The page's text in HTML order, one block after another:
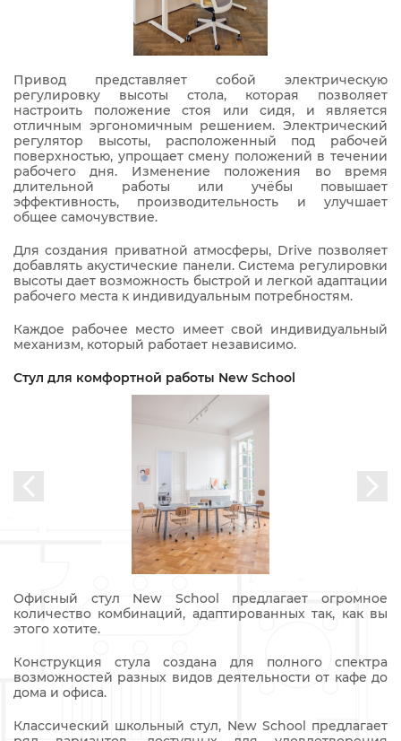
Привод представляет собой электрическую
регулировку высоты стола, которая позволяет
настроить положение стоя или сидя, и является
отличным эргономичным решением. Электрический
регулятор высоты, расположенный под рабочей
поверхностью, упрощает смену положений в течении
рабочего дня. Изменение положения во время
длительной работы или учёбы повышает
эффективность, производительность и улучшает
общее самочувствие.
Для создания приватной атмосферы, Drive позволяет
добавлять акустические панели. Система регулировки
высоты дает возможность быстрой и легкой адаптации
рабочего места к индивидуальным потребностям.
Каждое рабочее место имеет свой индивидуальный
механизм, который работает независимо.
Стул для комфортной работы New School
Офисный стул New School предлагает огромное
количество комбинаций, адаптированных так, как вы
этого хотите.
Конструкция стула создана для полного спектра
возможностей разных видов деятельности от кафе до
дома и офиса.
Классический школьный стул, New School предлагает